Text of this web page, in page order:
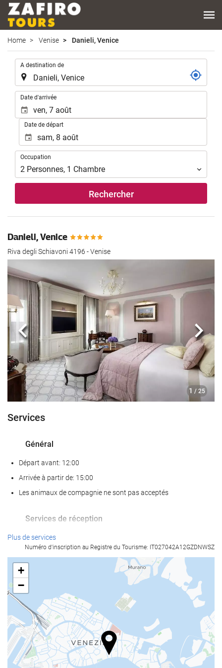
Home Venise Danieli, Venice
A destination de
Date d'arrivée
Date de départ
Occupation
Occupation
2 Personnes, 1 Chambre
Rechercher
Danieli, Venice
Riva degli Schiavoni 4196 - Venise
1 / 25
Précédent
Services
Général
Départ avant: 12:00
Arrivée à partir de: 15:00
Les animaux de compagnie ne sont pas acceptés
Services de réception
Réception ouverte 24h/24
Nourriture et boissons
Restaurant à la carte
Bar
Réunions et évènements
Centre Business
Plus de services
Numéro d'inscription au Registre du Tourisme: IT027042A12GZDNWSZ
+
−